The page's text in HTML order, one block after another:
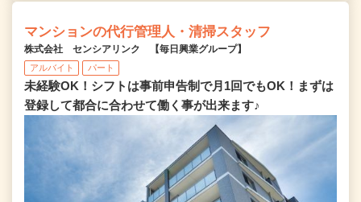
マンションの代行管理人・清掃スタッフ
株式会社 センシアリンク 【毎日興業グループ】
アルバイト パート
未経験OK！シフトは事前申告制で月1回でもOK！まずは
登録して都合に合わせて働く事が出来ます♪